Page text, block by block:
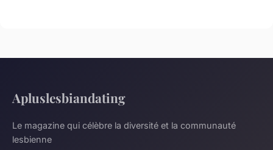
Apluslesbiandating
Le magazine qui célèbre la diversité et la communauté
lesbienne